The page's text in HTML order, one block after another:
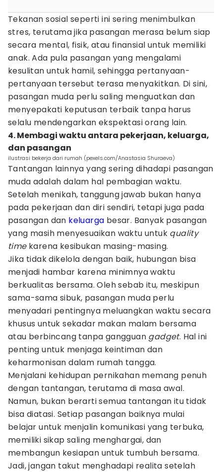
Tekanan sosial seperti ini sering menimbulkan
stres, terutama jika pasangan merasa belum siap
secara mental, fisik, atau finansial untuk memiliki
anak. Ada pula pasangan yang mengalami
kesulitan untuk hamil, sehingga pertanyaan-
pertanyaan tersebut terasa menyakitkan. Di sini,
pasangan muda perlu saling menguatkan dan
menyepakati keputusan terbaik tanpa harus
selalu mendengarkan ekspektasi orang lain.
4. Membagi waktu antara pekerjaan, keluarga,
dan pasangan
ilustrasi bekerja dari rumah (pexels.com/Anastasia Shuraeva)
Tantangan lainnya yang sering dihadapi pasangan
muda adalah dalam hal pembagian waktu.
Setelah menikah, tanggung jawab bukan hanya
pada pekerjaan dan diri sendiri, tetapi juga pada
pasangan dan keluarga besar. Banyak pasangan
yang masih menyesuaikan waktu untuk quality
timekarena kesibukan masing-masing.
Jika tidak dikelola dengan baik, hubungan bisa
menjadi hambar karena minimnya waktu
berkualitas bersama. Oleh sebab itu, meskipun
sama-sama sibuk, pasangan muda perlu
menyadari pentingnya meluangkan waktu secara
khusus untuk sekadar makan malam bersama
atau berbincang tanpa gangguan gadget. Hal ini
penting untuk menjaga keintiman dan
keharmonisan dalam rumah tangga.
Menjalani kehidupan pernikahan memang penuh
dengan tantangan, terutama di masa awal.
Namun, bukan berarti semua tantangan itu tidak
bisa diatasi. Setiap pasangan baiknya mulai
belajar untuk menjalin komunikasi yang terbuka,
memiliki sikap saling menghargai, dan
membangun kesiapan untuk tumbuh bersama.
Jadi, jangan takut menghadapi realita setelah